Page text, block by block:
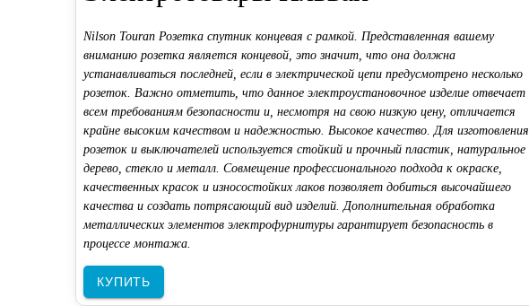
Nilson Touran Розетка спутник концевая с рамкой. Представленная вашему
вниманию розетка является концевой, это значит, что она должна
устанавливаться последней, если в электрической цепи предусмотрено несколько
розеток. Важно отметить, что данное электроустановочное изделие отвечает
всем требованиям безопасности и, несмотря на свою низкую цену, отличается
крайне высоким качеством и надежностью. Высокое качество. Для изготовления
розеток и выключателей используется стойкий и прочный пластик, натуральное
дерево, стекло и металл. Совмещение профессионального подхода к окраске,
качественных красок и износостойких лаков позволяет добиться высочайшего
качества и создать потрясающий вид изделий. Дополнительная обработка
металлических элементов электрофурнитуры гарантирует безопасность в
процессе монтажа.
КУПИТЬ